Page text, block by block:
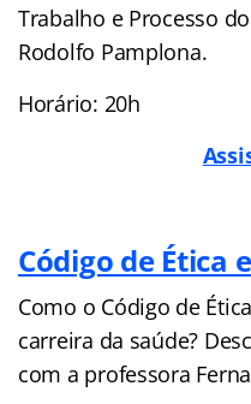
Trabalho e Processo
Rodolfo Pamplona.
Horário: 20h
Código de Ética
Como o Código de
carreira da saúde?
com a professora